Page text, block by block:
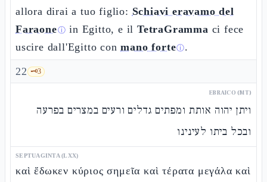
allora dirai a tuo figlio: Schiavi eravamo del
Faraoneⓘ in Egitto, e ilTetraGramma ci fece
uscire dall'Egitto conmano forteⓘ.
22 🗝️3
EBRAICO (MT)
ויתן יהוה אותת ומפתים גדלים ורעים במצרים בפרעה
ובכל ביתו לעינינו
SEPTUAGINTA (LXX)
καὶ ἔδωκεν κύριος σημεῖα καὶ τέρατα μεγάλα καὶ